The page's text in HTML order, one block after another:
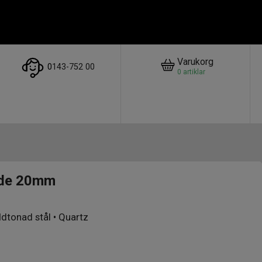
0143-752 00 Varukorg
0 artiklar
20mm
stål • Quartz